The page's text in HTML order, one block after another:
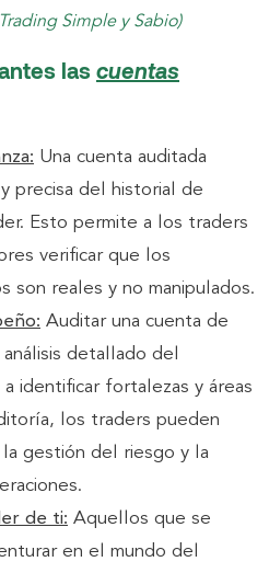
Simple y Sabio)
las cuentas
Una cuenta auditada
precisa del historial de
Esto permite a los traders
verificar que los
son reales y no manipulados.
Auditar una cuenta de
detallado del
identificar fortalezas y áreas
los traders pueden
gestión del riesgo y la
de ti: Aquellos que se
en el mundo del